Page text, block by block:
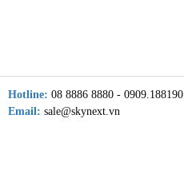
Hotline: 08 8886 8880 - 0909.188190
Email: sale@skynext.vn